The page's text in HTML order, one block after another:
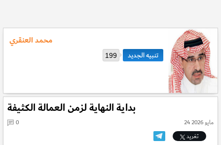
محمد العنقري
199
بداية النهاية لزمن العمالة الكثيفة
24 مايو 2026
0
تغريد